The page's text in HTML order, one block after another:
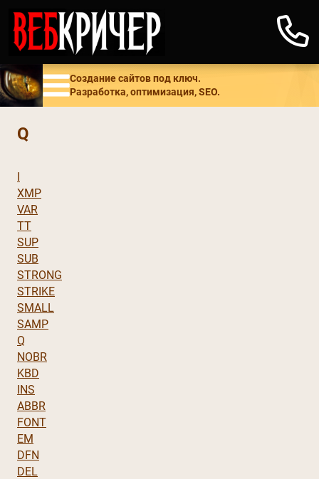
Создание сайтов под ключ.
Разработка, оптимизация, SEO.
Q
I
XMP
VAR
TT
SUP
SUB
STRONG
STRIKE
SMALL
SAMP
Q
NOBR
KBD
INS
ABBR
FONT
EM
DFN
DEL